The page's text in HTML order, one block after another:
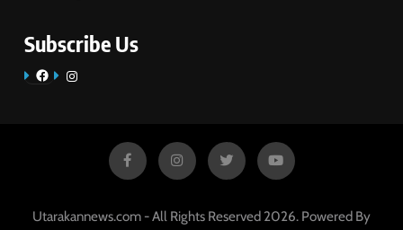
Subscribe Us
FacebookInstagram
Utarakannews.com - All Rights Reserved 2026. Powered By